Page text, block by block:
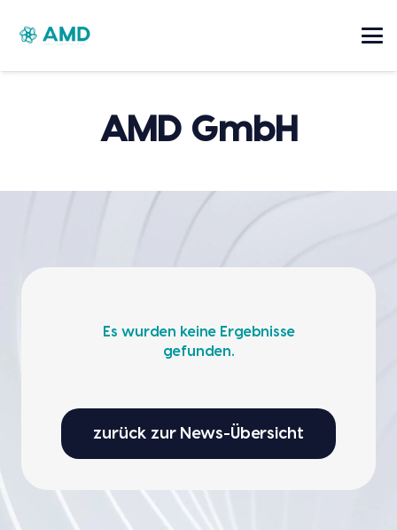
AMD GmbH
Es wurden keine Ergebnisse
gefunden.
zurück zur News-Übersicht